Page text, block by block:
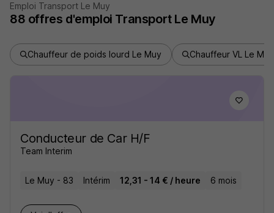
Emploi Transport Le Muy
88 offres d'emploi Transport Le Muy
Chauffeur de poids lourd Le Muy Chauffeur VL Le Muy
Conducteur de Car H/F
Team Interim
Le Muy - 83 Intérim 12,31 - 14 € / heure 6 mois